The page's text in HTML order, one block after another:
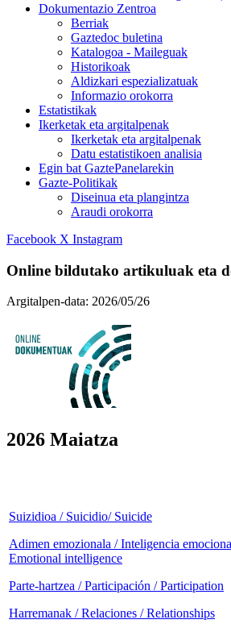
Dokumentazio Zentroa
Berriak
Gaztedoc buletina
Katalogoa - Maileguak
Historikoak
Aldizkari espezializatuak
Informazio orokorra
Estatistikak
Ikerketak eta argitalpenak
Ikerketak eta argitalpenak
Datu estatistikoen analisia
Egin bat GaztePanelarekin
Gazte-Politikak
Diseinua eta plangintza
Araudi orokorra
Facebook X Instagram
Online bildutako artikuluak eta
Argitalpen-data: 2026/05/26
2026 Maiatza
Suizidioa / Suicidio/ Suicide
Adimen emozionala / Inteligencia
Emotional intelligence
Parte-hartzea / Participación / Participation
Harremanak / Relaciones / Relationships